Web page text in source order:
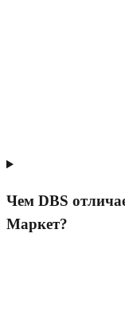
Чем DBS
Маркет?